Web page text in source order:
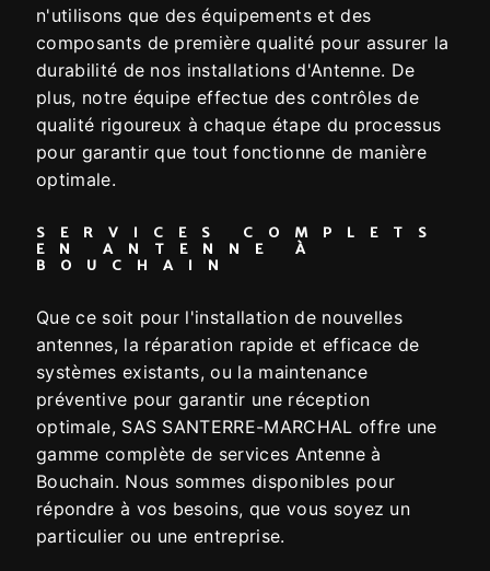
n'utilisons que des équipements et des
composants de première qualité pour assurer la
durabilité de nos installations d'Antenne. De
plus, notre équipe effectue des contrôles de
qualité rigoureux à chaque étape du processus
pour garantir que tout fonctionne de manière
optimale.
SERVICES COMPLETS
EN ANTENNE À
BOUCHAIN
Que ce soit pour l'installation de nouvelles
antennes, la réparation rapide et efficace de
systèmes existants, ou la maintenance
préventive pour garantir une réception
optimale, SAS SANTERRE-MARCHAL offre une
gamme complète de services Antenne à
Bouchain. Nous sommes disponibles pour
répondre à vos besoins, que vous soyez un
particulier ou une entreprise.